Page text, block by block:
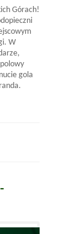
Górach!
W
gola